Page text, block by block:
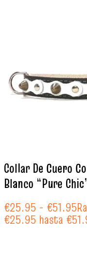
Collar De Cuero
Blanco “Pure
€25.95 - €51.95
€25.95 hasta